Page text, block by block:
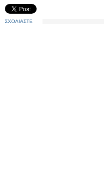
ΣΧΟΛΙΑΣΤΕ